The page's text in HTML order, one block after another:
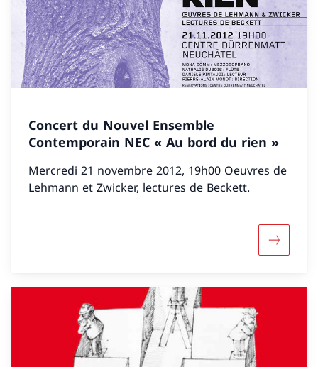
Concert du Nouvel Ensemble
Contemporain NEC « Au bord du rien »
Mercredi 21 novembre 2012, 19h00 Oeuvres de
Lehmann et Zwicker, lectures de Beckett.